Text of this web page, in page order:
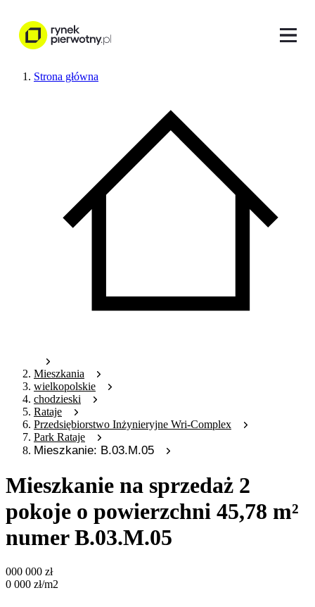
Strona główna
Mieszkania
wielkopolskie
chodzieski
Rataje
Przedsiębiorstwo Inżynieryjne Wri-Complex
Park Rataje
Mieszkanie: B.03.M.05
Mieszkanie na sprzedaż 2
pokoje o powierzchni 45,78 m²
numer B.03.M.05
000 000 zł
0 000 zł/m2